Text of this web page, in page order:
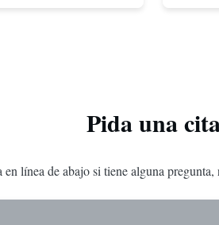
Pida una
línea de abajo si tiene alguna